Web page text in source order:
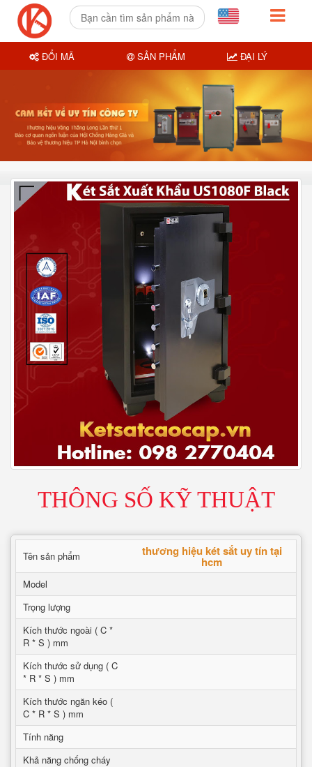
THÔNG SỐ KỸ THUẬT
Tên sản phẩm thương hiệu két sắt uy tín tại
hcm
Model
Trọng lượng
Kích thước ngoài ( C *
R * S ) mm
Kích thước sử dụng ( C
* R * S ) mm
Kích thước ngăn kéo (
C * R * S ) mm
Tính năng
Khả năng chống cháy
ĐỔI MÃ SẢN PHẨM ĐẠI LÝ